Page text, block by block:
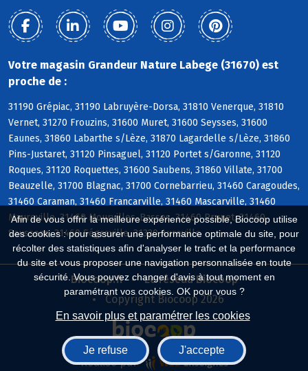
Afin de vous offrir la meilleure expérience possible, Biocoop utilise
des cookies : pour assurer une performance optimale du site, pour
récolter des statistiques afin d'analyser le trafic et la performance
du site et vous proposer une navigation personnalisée en toute
sécurité. Vous pouvez changer d'avis à tout moment en
paramétrant vos cookies. OK pour vous ?
En savoir plus et paramétrer les cookies
Je refuse J'accepte
Votre magasin Grandeur Nature Labege (31670) est
proche de :
31190 Grépiac, 31190 Labruyère-Dorsa, 31810 Venerque, 31810
Vernet, 31270 Frouzins, 31600 Muret, 31600 Seysses, 31600
Eaunes, 31860 Labarthe s/Lèze, 31870 Lagardelle s/Lèze, 31860
Pins-Justaret, 31120 Pinsaguel, 31120 Portet s/Garonne, 31120
Roques, 31120 Roquettes, 31600 Saubens, 31860 Villate, 31700
Beauzelle, 31700 Blagnac, 31700 Cornebarrieu, 31460 Caragoudes,
31460 Caraman, 31460 Francarville, 31460 Mascarville, 31460
Maureville, 31460 Mourvilles-Basses, 31460 Prunet, 31460
Saussens, 31460 Ségreville, 31320 Aureville
Biocoop.fr
Le réseau Biocoop
Copyright Biocoop 2026
Réalisé par